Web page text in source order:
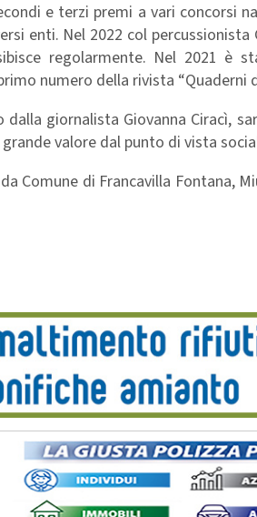
e terzi premi a vari concorsi
enti. Nel 2022 col
regolarmente. Nel 2021 è
numero della rivista “Quaderni
giornalista Giovanna Ciracì,
valore dal punto di vista
Comune di Francavilla Fontana,